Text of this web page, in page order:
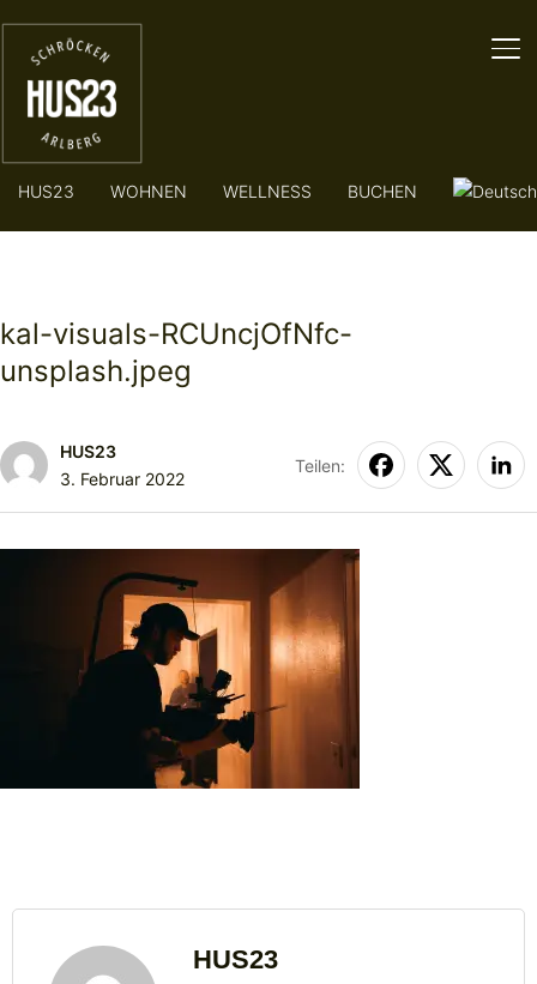
HUS23 WOHNEN WELLNESS BUCHEN
kal-visuals-RCUncjOfNfc-
unsplash.jpeg
HUS23
3. Februar 2022
Teilen:
HUS23